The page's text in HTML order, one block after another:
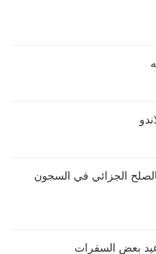
الجزائي في السجون
بعض السفرات